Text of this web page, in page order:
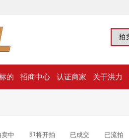
的 招商中心 认证商家 关于洪力
卖中 即将开拍 已成交 已流拍